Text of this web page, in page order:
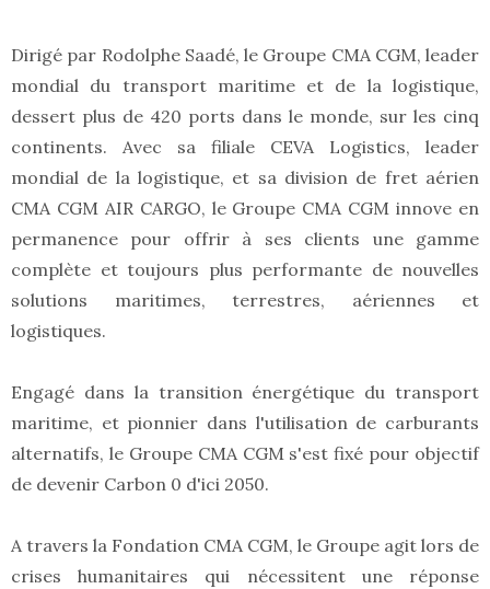
Dirigé par Rodolphe Saadé, le Groupe CMA CGM, leader
mondial du transport maritime et de la logistique,
dessert plus de 420 ports dans le monde, sur les cinq
continents. Avec sa filiale CEVA Logistics, leader
mondial de la logistique, et sa division de fret aérien
CMA CGM AIR CARGO, le Groupe CMA CGM innove en
permanence pour offrir à ses clients une gamme
complète et toujours plus performante de nouvelles
solutions maritimes, terrestres, aériennes et
logistiques.
Engagé dans la transition énergétique du transport
maritime, et pionnier dans l'utilisation de carburants
alternatifs, le Groupe CMA CGM s'est fixé pour objectif
de devenir Carbon 0 d'ici 2050.
A travers la Fondation CMA CGM, le Groupe agit lors de
crises humanitaires qui nécessitent une réponse